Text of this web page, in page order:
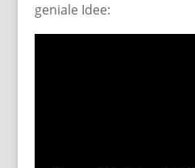
geniale Idee: